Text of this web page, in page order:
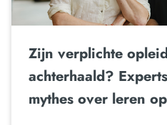
Zijn verplichte
achterhaald?
mythes over leren